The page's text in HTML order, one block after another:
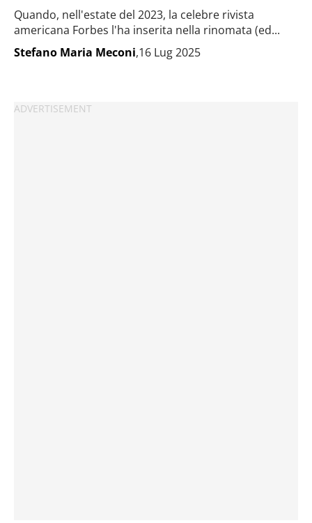
Quando, nell'estate del 2023, la celebre rivista
americana Forbes l'ha inserita nella rinomata (ed...
Stefano Maria Meconi,16 Lug 2025